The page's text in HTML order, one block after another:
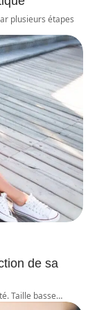
plusieurs étapes
de sa
Taille basse…